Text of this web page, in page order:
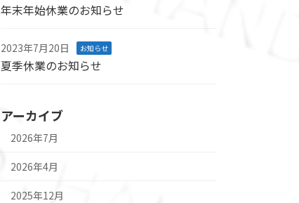
年末年始休業のお知らせ
2023年7月20日 お知らせ
夏季休業のお知らせ
アーカイブ
2026年7月
2026年4月
2025年12月